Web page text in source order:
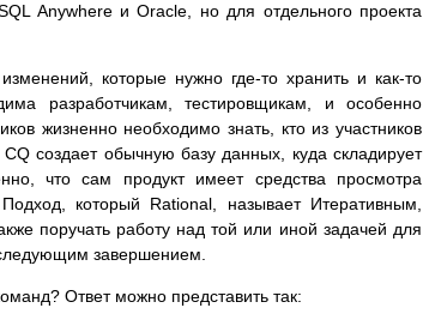
Anywhere и Oracle, но для отдельного проекта
которые нужно где-то хранить и как-то
разработчикам, тестировщикам, и особенно
жизненно необходимо знать, кто из участников
создает обычную базу данных, куда складирует
что сам продукт имеет средства просмотра
который Rational, называет Итеративным,
поручать работу над той или иной задачей для
завершением.
Ответ можно представить так: